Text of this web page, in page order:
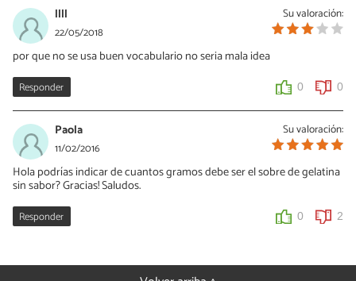
Su valoración:
llll
22/05/2018
por que no se usa buen vocabulario no seria mala idea
Responder 0 0
Su valoración:
Paola
11/02/2016
Hola podrías indicar de cuantos gramos debe ser el sobre de gelatina
sin sabor? Gracias! Saludos.
Responder 0 2